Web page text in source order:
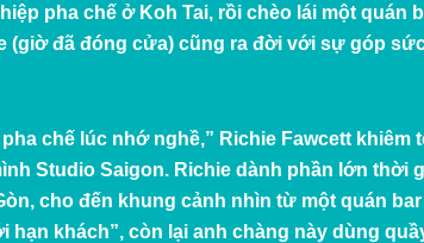
pha chế ở Koh Tai, rồi chèo lái một
(giờ đã đóng cửa) cũng ra đời với sự góp
chế lúc nhớ nghề,” Richie Fawcett
Studio Saigon. Richie dành phần lớn
cho đến khung cảnh nhìn từ một quán
hạn khách”, còn lại anh chàng này dùng